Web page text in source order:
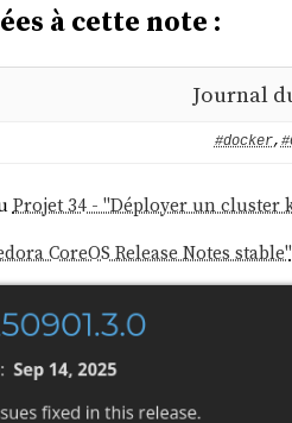
à cette note :
Journal
#docker,
Projet 34 - "Déployer un cluster
CoreOS Release Notes stable"